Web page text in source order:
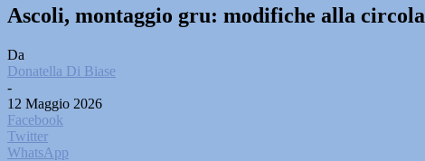
Ascoli, montaggio gru: modifiche alla
Da
Donatella Di Biase
-
12 Maggio 2026
Facebook
Twitter
WhatsApp